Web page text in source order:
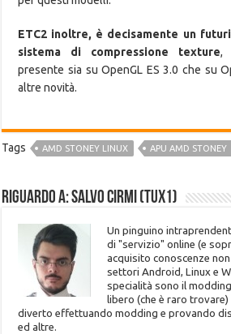
ETC2 inoltre, è decisamente un
sistema di compressione texture,
presente sia su OpenGL ES 3.0 che su
altre novità.
Tags AMD STONEY LINUX APU AMD STONEY
Riguardo a: Salvo Cirmi (Tux1)
Un pinguino
di "servizio" online (e
acquisito conoscenze
settori Android, Linux e
specialità sono il
libero (che è raro
diverto effettuando modding e provando
ed altre.